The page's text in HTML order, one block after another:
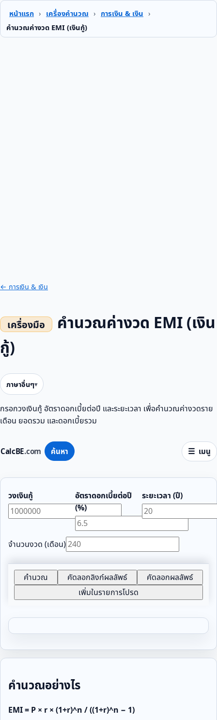
หน้าแรก › เครื่องคำนวณ › การเงิน & เงิน ›
คำนวณค่างวด EMI (เงินกู้)
CalcBE.com ค้นหา เมนู
← การเงิน & เงิน
คำนวณค่างวด EMI (เงิน
กู้)
ภาษาอื่นๆ
กรอกวงเงินกู้ อัตราดอกเบี้ยต่อปี และระยะเวลา เพื่อคำนวณค่างวดราย
เดือน ยอดรวม และดอกเบี้ยรวม
วงเงินกู้
อัตราดอกเบี้ยต่อปี
(%)
ระยะเวลา (ปี)
จำนวนงวด (เดือน)
คำนวณ คัดลอกลิงก์ผลลัพธ์
คัดลอกผลลัพธ์
เพิ่มในรายการโปรด
คำนวณอย่างไร
EMI = P × r × (1+r)^n / ((1+r)^n − 1)